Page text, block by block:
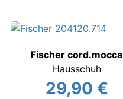
Fischer cord.mocca
Hausschuh
29,90 €